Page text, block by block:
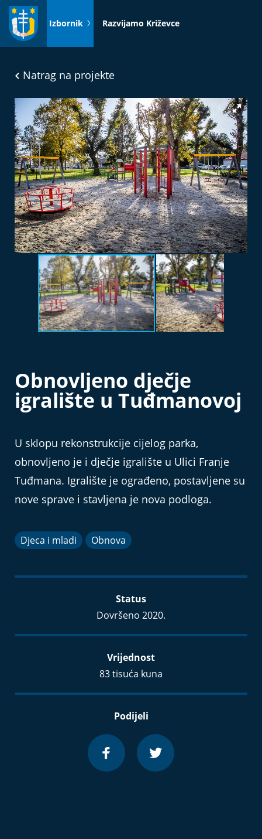
Idi
sadržaj
Izbornik Razvijamo Križevce
Natrag na projekte
Obnovljeno dječje
igralište u Tuđmanovoj
U sklopu rekonstrukcije cijelog parka,
obnovljeno je i dječje igralište u Ulici Franje
Tuđmana. Igralište je ograđeno, postavljene su
nove sprave i stavljena je nova podloga.
Djeca i mladi Obnova
Status
Dovršeno 2020.
Vrijednost
83 tisuća kuna
Podijeli